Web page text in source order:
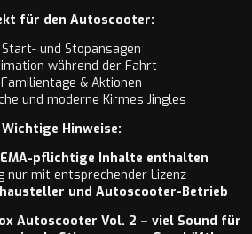
für den Autoscooter:
Start- und Stopansagen
während der Fahrt
Familientage & Aktionen
und moderne Kirmes Jingles
Wichtige Hinweise:
pflichtige Inhalte enthalten
nur mit entsprechender Lizenz
und Autoscooter-Betrieb
Autoscooter Vol. 2 – viel Sound für